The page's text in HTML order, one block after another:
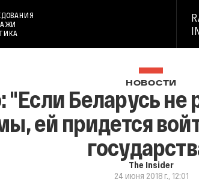
НОВОСТИ
"Если Беларусь
ей придется
The Insider
24 июня 2018 г., 12:01